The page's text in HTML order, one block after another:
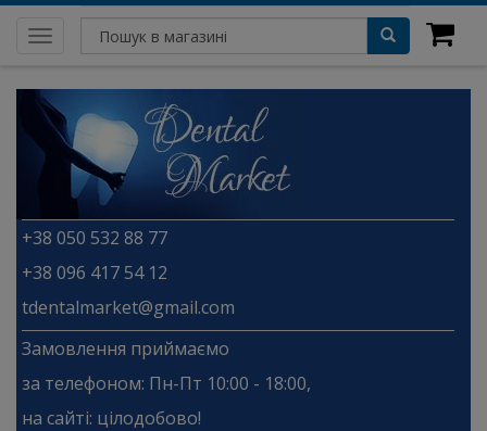
Toggle
navigation
+38 050 532 88 77
+38 096 417 54 12
tdentalmarket@gmail.com
Замовлення приймаємо
за телефоном: Пн-Пт 10:00 - 18:00,
на сайті: цілодобово!